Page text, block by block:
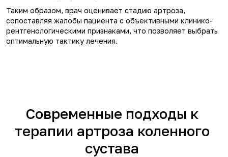
Таким образом, врач оценивает стадию артроза,
сопоставляя жалобы пациента с объективными клинико-
рентгенологическими признаками, что позволяет выбрать
оптимальную тактику лечения.
Современные подходы к
терапии артроза коленного
сустава